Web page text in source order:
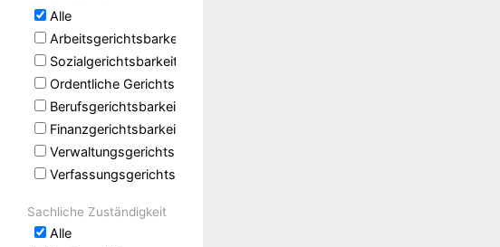
Alle
Arbeitsgerichtsbarkeit
Sozialgerichtsbarkeit
Ordentliche Gerichtsbarkeit
Berufsgerichtsbarkeit
Finanzgerichtsbarkeit
Verwaltungsgerichtsbarkeit
Verfassungsgerichtsbarkeit
Sachliche Zuständigkeit
Alle